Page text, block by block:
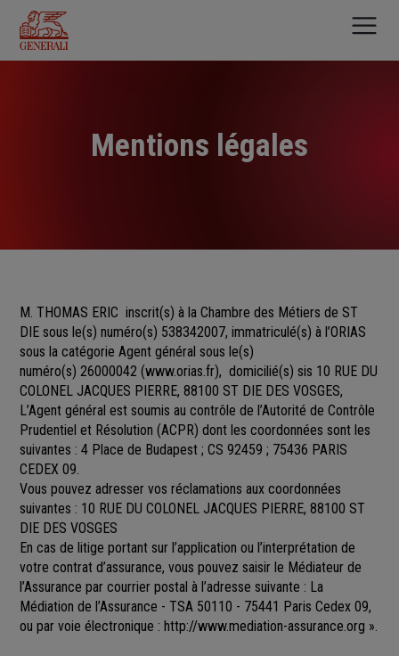
contenu
principal
Mentions légales
M. THOMAS ERIC inscrit(s) à la Chambre des Métiers de ST
DIE sous le(s) numéro(s) 538342007, immatriculé(s) à l’ORIAS
sous la catégorie Agent général sous le(s)
numéro(s) 26000042 (www.orias.fr), domicilié(s) sis 10 RUE DU
COLONEL JACQUES PIERRE, 88100 ST DIE DES VOSGES,
L’Agent général est soumis au contrôle de l’Autorité de Contrôle
Prudentiel et Résolution (ACPR) dont les coordonnées sont les
suivantes : 4 Place de Budapest ; CS 92459 ; 75436 PARIS
CEDEX 09.
Vous pouvez adresser vos réclamations aux coordonnées
suivantes : 10 RUE DU COLONEL JACQUES PIERRE, 88100 ST
DIE DES VOSGES
En cas de litige portant sur l’application ou l’interprétation de
votre contrat d’assurance, vous pouvez saisir le Médiateur de
l’Assurance par courrier postal à l’adresse suivante : La
Médiation de l’Assurance - TSA 50110 - 75441 Paris Cedex 09,
ou par voie électronique : http://www.mediation-assurance.org ».